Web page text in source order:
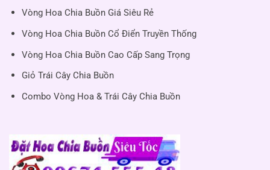
Vòng Hoa Chia Buồn Giá Siêu Rẻ
Vòng Hoa Chia Buồn Cổ Điển Truyền Thống
Vòng Hoa Chia Buồn Cao Cấp Sang Trọng
Giỏ Trái Cây Chia Buồn
Combo Vòng Hoa & Trái Cây Chia Buồn